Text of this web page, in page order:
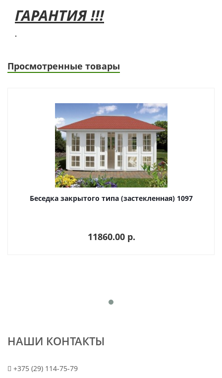
ГАРАНТИЯ !!!
.
Просмотренные товары
Беседка закрытого типа (застекленная) 1097
11860.00 p.
НАШИ КОНТАКТЫ
+375 (29) 114-75-79